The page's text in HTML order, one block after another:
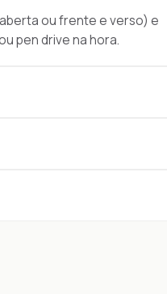
ou frente e verso) e
pen drive na hora.